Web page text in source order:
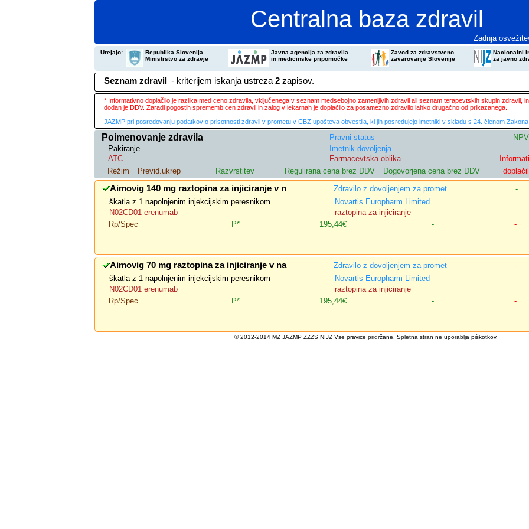
Centralna baza zdravil
Zadnja
Urejajo:
Republika Slovenija
Ministrstvo za zdravje
Javna agencija za zdravila
in medicinske pripomočke
Zavod za zdravstveno
zavarovanje Slovenije
Nacionalni
za javno
Seznam zdravil - kriterijem iskanja ustreza 2 zapisov.
* Informativno doplačilo je razlika med ceno zdravila, vključenega v seznam medsebojno zamenljivih zdravil ali seznam terapevtskih skupin zdravil,
dodan je DDV. Zaradi pogostih sprememb cen zdravil in zalog v lekarnah je doplačilo za posamezno zdravilo lahko drugačno od prikazanega.
JAZMP pri posredovanju podatkov o prisotnosti zdravil v prometu v CBZ upošteva obvestila, ki jih posredujejo imetniki v skladu s 24. členom Zakona
Poimenovanje zdravila Pravni status NPV
Pakiranje
Imetnik dovoljenja
ATC
Farmacevtska oblika
Režim
Previd.ukrep Razvrstitev Regulirana cena brez DDV Dogovorjena cena brez DDV
Aimovig 140 mg raztopina za injiciranje v n Zdravilo z dovoljenjem za promet -
škatla z 1 napolnjenim injekcijskim peresnikom
Novartis Europharm Limited
N02CD01 erenumab
raztopina za injiciranje
Rp/Spec
P* 195,44€ - -
Aimovig 70 mg raztopina za injiciranje v na Zdravilo z dovoljenjem za promet -
škatla z 1 napolnjenim injekcijskim peresnikom
Novartis Europharm Limited
N02CD01 erenumab
raztopina za injiciranje
Rp/Spec
P* 195,44€ - -
© 2012-2014 MZ JAZMP ZZZS NIJZ Vse pravice pridržane. Spletna stran ne uporablja piškotkov.